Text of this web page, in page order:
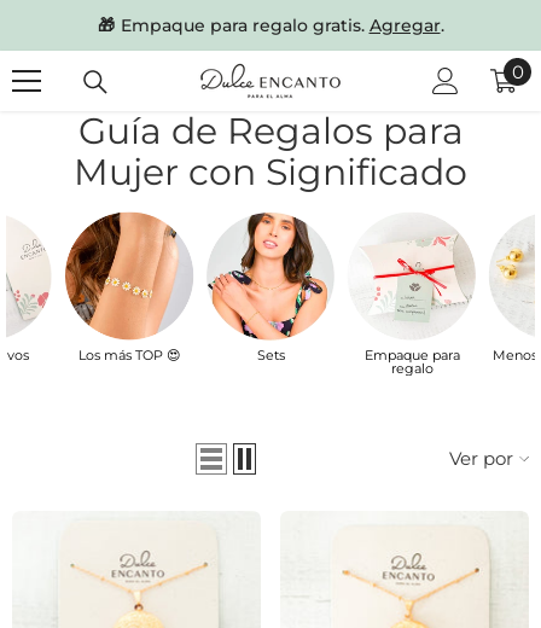
SKIP TO CONTENT
🎁 Empaque para regalo gratis. Agregar.
00
Guía de Regalos para
Mujer con Significado
TOP 😍 Sets Empaque para Menos de $20.000
Ver por